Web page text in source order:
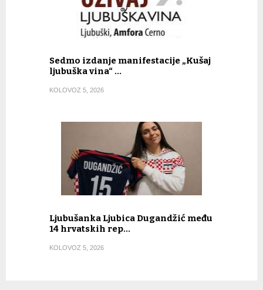
Sedmo izdanje manifestacije „Kušaj
ljubuška vina“ …
KOLOVOZ 5, 2026
Ljubušanka Ljubica Dugandžić među
14 hrvatskih rep…
KOLOVOZ 5, 2026